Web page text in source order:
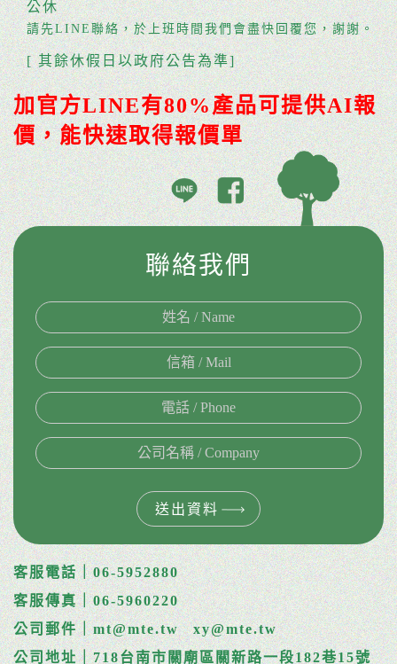
公休
請先LINE聯絡，於上班時間我們會盡快回覆您，謝謝。
[ 其餘休假日以政府公告為準]
加官方LINE有80%產品可提供AI報
價，能快速取得報價單
聯絡我們
送出資料
客服電話｜06-5952880
客服傳真｜06-5960220
公司郵件｜mt@mte.tw xy@mte.tw
公司地址｜718台南市關廟區關新路一段182巷15號